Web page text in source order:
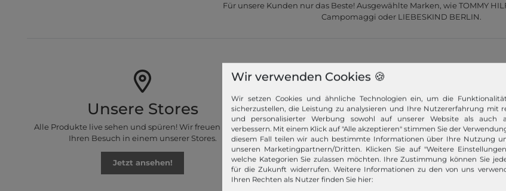
Für unsere Kunden nur das Beste! Ausgewählte Marken, wie TOMMY
Campomaggi oder LIEBESKIND BERLIN.
Unsere Stores
Alle Produkte live sehen und spüren! Wir freuen uns auf
Ihren Besuch in einem unserer Stores.
Jetzt ansehen!
Schneller Versand!
Wir versenden Ihre Bestellung schnell per
Premiumversand.
Mehr dazu!
Wir verwenden Cookies 🍪
Wir setzen Cookies und ähnliche Technologien ein, um die
sicherzustellen, die Leistung zu analysieren und Ihre Nutzererfahrung mit
und personalisierter Werbung sowohl auf unserer Website als auch
verbessern. Mit einem Klick auf "Alle akzeptieren" stimmen Sie der
diesem Fall teilen wir auch bestimmte Informationen über Ihre Nutzung
unseren Marketingpartnern/Dritten. Klicken Sie auf "Weitere
welche Kategorien Sie zulassen möchten. Ihre Zustimmung können Sie
für die Zukunft widerrufen. Weitere Informationen zu den von uns
Ihren Rechten als Nutzer finden Sie hier: